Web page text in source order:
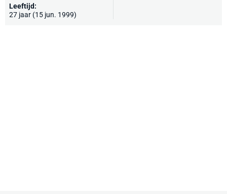
Leeftijd:
27 jaar (15 jun. 1999)